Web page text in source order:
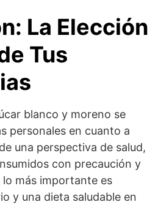
La Elección
Tus
blanco y moreno se
personales en cuanto a
una perspectiva de salud,
con precaución y
más importante es
y una dieta saludable en